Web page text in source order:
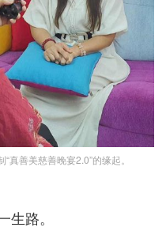
真善美慈善晚宴2.0”的缘起。
生路。